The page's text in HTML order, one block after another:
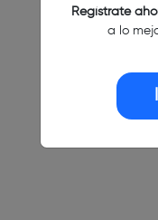
Regístrate
a lo